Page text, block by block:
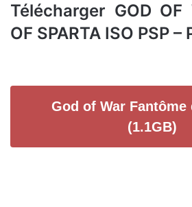
Télécharger GOD OF
OF SPARTA ISO PSP –
God of War Fantôme
(1.1GB)